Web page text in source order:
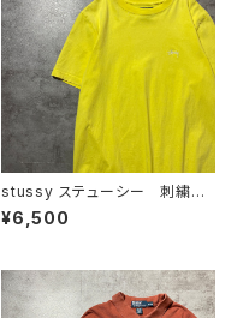
stussy ステューシー 刺繍ワ
ンポイント ストックロゴ イエ
ロー Tシャツ
¥6,500